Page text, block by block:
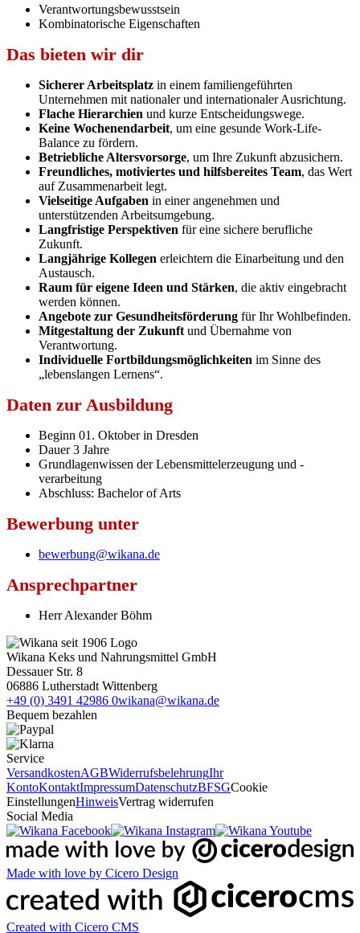
Verantwortungsbewusstsein
Kombinatorische Eigenschaften
Das bieten wir dir
Sicherer Arbeitsplatz in einem familiengeführten
Unternehmen mit nationaler und internationaler Ausrichtung.
Flache Hierarchien und kurze Entscheidungswege.
Keine Wochenendarbeit, um eine gesunde Work-Life-
Balance zu fördern.
Betriebliche Altersvorsorge, um Ihre Zukunft abzusichern.
Freundliches, motiviertes und hilfsbereites Team, das Wert
auf Zusammenarbeit legt.
Vielseitige Aufgaben in einer angenehmen und
unterstützenden Arbeitsumgebung.
Langfristige Perspektiven für eine sichere berufliche
Zukunft.
Langjährige Kollegen erleichtern die Einarbeitung und den
Austausch.
Raum für eigene Ideen und Stärken, die aktiv eingebracht
werden können.
Angebote zur Gesundheitsförderung für Ihr Wohlbefinden.
Mitgestaltung der Zukunft und Übernahme von
Verantwortung.
Individuelle Fortbildungsmöglichkeiten im Sinne des
„lebenslangen Lernens“.
Daten zur Ausbildung
Beginn 01. Oktober in Dresden
Dauer 3 Jahre
Grundlagenwissen der Lebensmittelerzeugung und -
verarbeitung
Abschluss: Bachelor of Arts
Bewerbung unter
bewerbung@wikana.de
Ansprechpartner
Herr Alexander Böhm
Wikana Keks und Nahrungsmittel GmbH
Dessauer Str. 8
06886 Lutherstadt Wittenberg
+49 (0) 3491 42986 0wikana@wikana.de
Bequem bezahlen
Service
VersandkostenAGBWiderrufsbelehrungIhr
KontoKontaktImpressumDatenschutzBFSGCookie
EinstellungenHinweisVertrag widerrufen
Social Media
Made with love by Cicero Design
Created with Cicero CMS